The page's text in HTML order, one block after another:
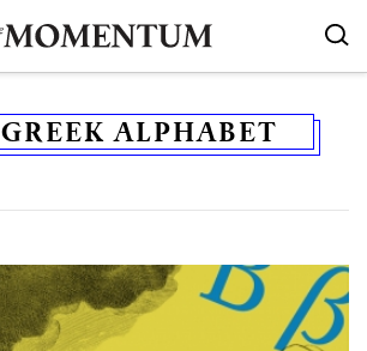
GREEK ALPHABET